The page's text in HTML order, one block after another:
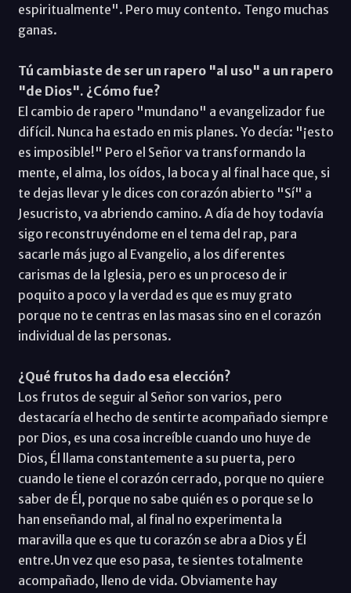
espiritualmente". Pero muy contento. Tengo muchas
ganas.
Tú cambiaste de ser un rapero "al uso" a un rapero
"de Dios". ¿Cómo fue?
El cambio de rapero "mundano" a evangelizador fue
difícil. Nunca ha estado en mis planes. Yo decía: "¡esto
es imposible!" Pero el Señor va transformando la
mente, el alma, los oídos, la boca y al final hace que, si
te dejas llevar y le dices con corazón abierto "Sí" a
Jesucristo, va abriendo camino. A día de hoy todavía
sigo reconstruyéndome en el tema del rap, para
sacarle más jugo al Evangelio, a los diferentes
carismas de la Iglesia, pero es un proceso de ir
poquito a poco y la verdad es que es muy grato
porque no te centras en las masas sino en el corazón
individual de las personas.
¿Qué frutos ha dado esa elección?
Los frutos de seguir al Señor son varios, pero
destacaría el hecho de sentirte acompañado siempre
por Dios, es una cosa increíble cuando uno huye de
Dios, Él llama constantemente a su puerta, pero
cuando le tiene el corazón cerrado, porque no quiere
saber de Él, porque no sabe quién es o porque se lo
han enseñando mal, al final no experimenta la
maravilla que es que tu corazón se abra a Dios y Él
entre.Un vez que eso pasa, te sientes totalmente
acompañado, lleno de vida. Obviamente hay